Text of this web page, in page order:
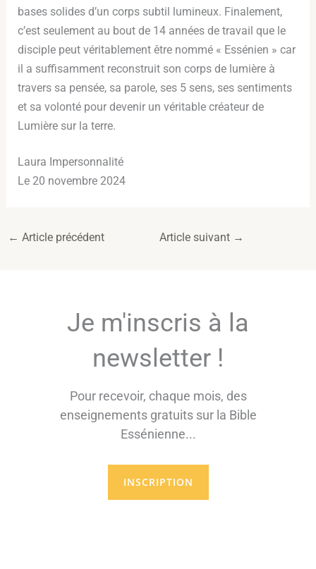
bases solides d’un corps subtil lumineux. Finalement,
c’est seulement au bout de 14 années de travail que le
disciple peut véritablement être nommé « Essénien » car
il a suffisamment reconstruit son corps de lumière à
travers sa pensée, sa parole, ses 5 sens, ses sentiments
et sa volonté pour devenir un véritable créateur de
Lumière sur la terre.
Laura Impersonnalité
Le 20 novembre 2024
← Article précédent Article suivant →
Je m'inscris à la
newsletter !
Pour recevoir, chaque mois, des
enseignements gratuits sur la Bible
Essénienne...
INSCRIPTION